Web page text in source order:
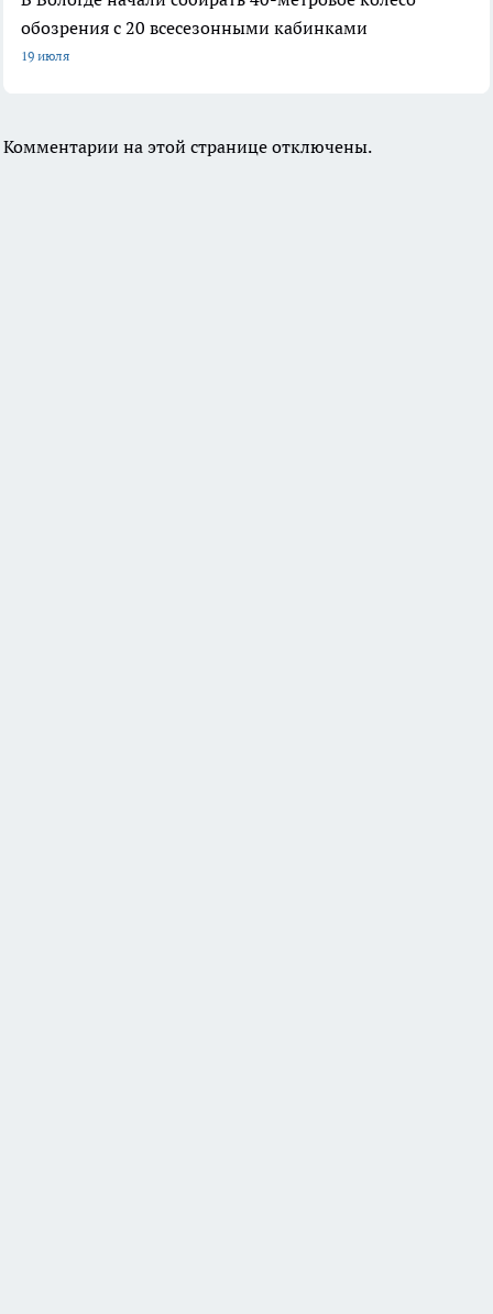
обозрения с 20 всесезонными кабинками
19 июля
Комментарии на этой странице отключены.